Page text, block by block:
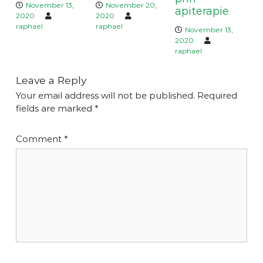
November 13,
2020
raphael
November 20,
2020
raphael
apiterapie
November 13,
2020
raphael
Leave a Reply
Your email address will not be published. Required
fields are marked *
Comment *